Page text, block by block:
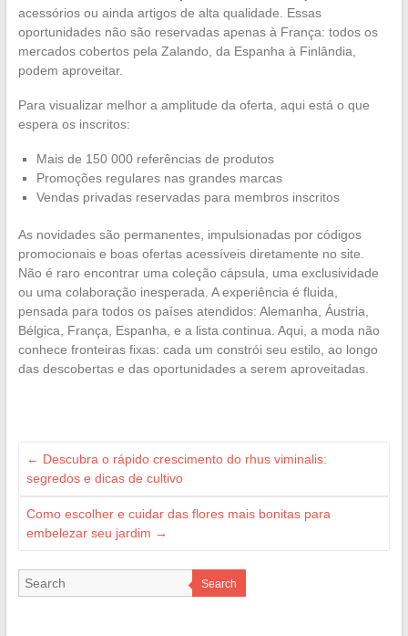
acessórios ou ainda artigos de alta qualidade. Essas
oportunidades não são reservadas apenas à França: todos os
mercados cobertos pela Zalando, da Espanha à Finlândia,
podem aproveitar.
Para visualizar melhor a amplitude da oferta, aqui está o que
espera os inscritos:
Mais de 150 000 referências de produtos
Promoções regulares nas grandes marcas
Vendas privadas reservadas para membros inscritos
As novidades são permanentes, impulsionadas por códigos
promocionais e boas ofertas acessíveis diretamente no site.
Não é raro encontrar uma coleção cápsula, uma exclusividade
ou uma colaboração inesperada. A experiência é fluida,
pensada para todos os países atendidos: Alemanha, Áustria,
Bélgica, França, Espanha, e a lista continua. Aqui, a moda não
conhece fronteiras fixas: cada um constrói seu estilo, ao longo
das descobertas e das oportunidades a serem aproveitadas.
← Descubra o rápido crescimento do rhus viminalis:
segredos e dicas de cultivo
Como escolher e cuidar das flores mais bonitas para
embelezar seu jardim →
Search